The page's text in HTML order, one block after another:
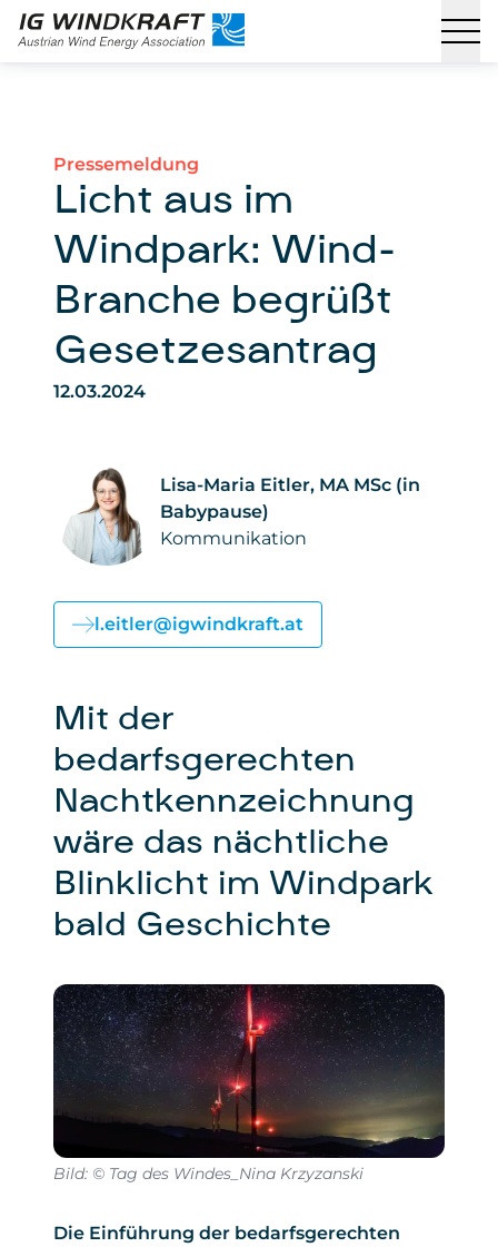
Pressemeldung
Licht aus im
Windpark: Wind-
Branche begrüßt
Gesetzesantrag
12.03.2024
Lisa-Maria Eitler, MA MSc (in
Babypause)
Kommunikation
l.eitler@igwindkraft.at
Mit der
bedarfsgerechten
Nachtkennzeichnung
wäre das nächtliche
Blinklicht im Windpark
bald Geschichte
Bild: © Tag des Windes_Nina Krzyzanski
Die Einführung der bedarfsgerechten